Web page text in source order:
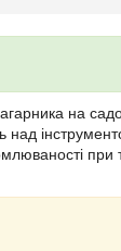
на
над
при